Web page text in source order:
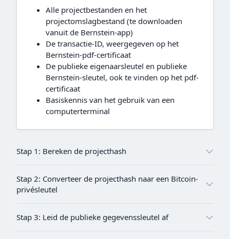
Alle projectbestanden en het
projectomslagbestand (te downloaden
vanuit de Bernstein-app)
De transactie-ID, weergegeven op het
Bernstein-pdf-certificaat
De publieke eigenaarsleutel en publieke
Bernstein-sleutel, ook te vinden op het pdf-
certificaat
Basiskennis van het gebruik van een
computerterminal
Stap 1: Bereken de projecthash
Stap 2: Converteer de projecthash naar een Bitcoin-
privésleutel
Stap 3: Leid de publieke gegevenssleutel af